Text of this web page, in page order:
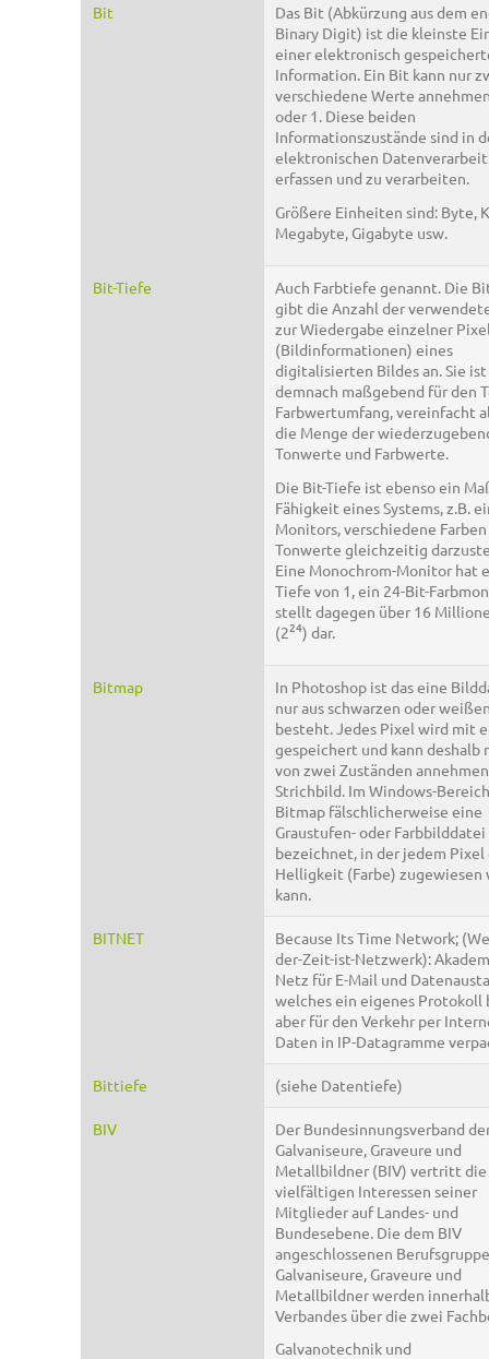
Bit
Das Bit (Abkürzung aus dem
Binary Digit) ist die kleinste
einer elektronisch
Information. Ein Bit kann nur
verschiedene Werte
oder 1. Diese beiden
Informationszustände sind in
elektronischen
erfassen und zu verarbeiten.
Größere Einheiten sind: Byte,
Megabyte, Gigabyte usw.
Bit-Tiefe
Auch Farbtiefe genannt. Die
gibt die Anzahl der
zur Wiedergabe einzelner
(Bildinformationen) eines
digitalisierten Bildes an. Sie ist
demnach maßgebend für den
Farbwertumfang, vereinfacht
die Menge der
Tonwerte und Farbwerte.
Die Bit-Tiefe ist ebenso ein
Fähigkeit eines Systems, z.B.
Monitors, verschiedene
Tonwerte gleichzeitig
Eine Monochrom-Monitor hat
Tiefe von 1, ein 24-Bit-
stellt dagegen über 16
(224) dar.
Bitmap
In Photoshop ist das eine
nur aus schwarzen oder
besteht. Jedes Pixel wird mit
gespeichert und kann deshalb
von zwei Zuständen
Strichbild. Im Windows-
Bitmap fälschlicherweise eine
Graustufen- oder Farbbilddatei
bezeichnet, in der jedem Pixel
Helligkeit (Farbe) zugewiesen
kann.
BITNET
Because Its Time Network;
der-Zeit-ist-Netzwerk):
Netz für E-Mail und
welches ein eigenes Protokoll
aber für den Verkehr per
Daten in IP-Datagramme
Bittiefe (siehe Datentiefe)
BIV
Der Bundesinnungsverband
Galvaniseure, Graveure und
Metallbildner (BIV) vertritt die
vielfältigen Interessen seiner
Mitglieder auf Landes- und
Bundesebene. Die dem BIV
angeschlossenen
Galvaniseure, Graveure und
Metallbildner werden
Verbandes über die zwei
Galvanotechnik und